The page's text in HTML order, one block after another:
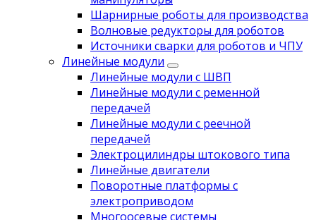
Шарнирные роботы для производства
Волновые редукторы для роботов
Источники сварки для роботов и ЧПУ
Линейные модули
Линейные модули с ШВП
Линейные модули с ременной
передачей
Линейные модули с реечной
передачей
Электроцилиндры штокового типа
Линейные двигатели
Поворотные платформы с
электроприводом
Многоосевые системы